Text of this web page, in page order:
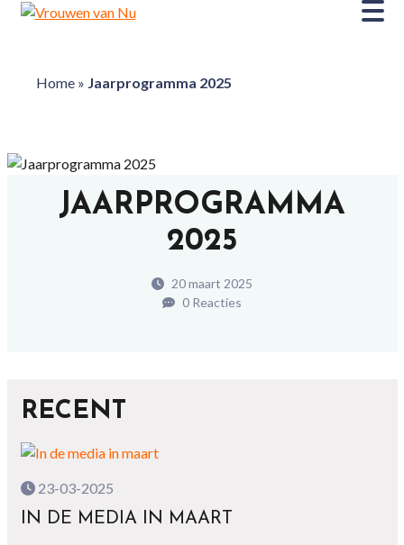
Home» Jaarprogramma 2025
JAARPROGRAMMA
2025
20 maart 2025
0 Reacties
RECENT
23-03-2025
IN DE MEDIA IN MAART